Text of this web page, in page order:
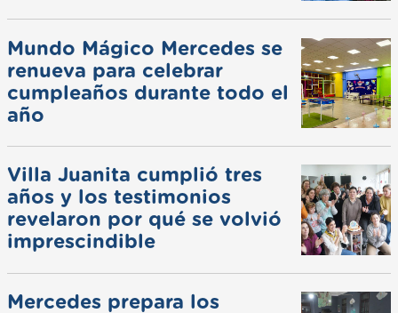
Mundo Mágico Mercedes se
renueva para celebrar
cumpleaños durante todo el
año
Villa Juanita cumplió tres
años y los testimonios
revelaron por qué se volvió
imprescindible
Mercedes prepara los